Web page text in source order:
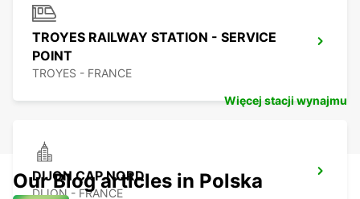
TROYES RAILWAY STATION - SERVICE
POINT
TROYES - FRANCE
DIJON CAP NORD
DIJON - FRANCE
Więcej stacji wynajmu
Our Blog articles in Polska